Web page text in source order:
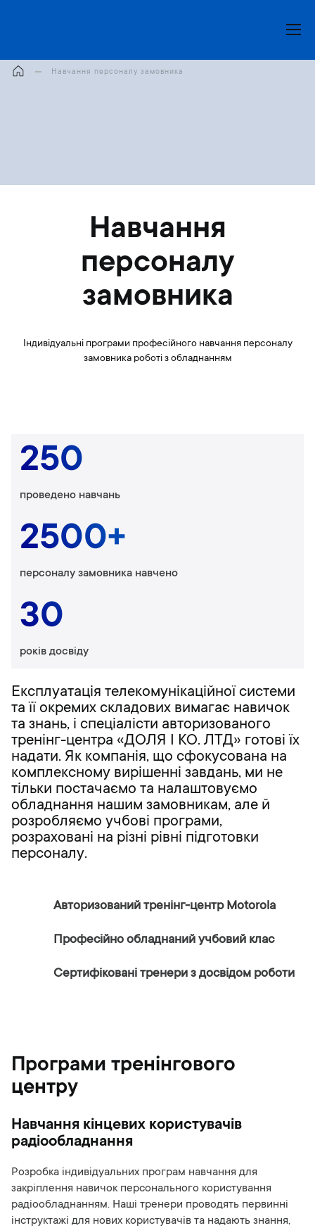
Навчання персоналу замовника
Навчання
персоналу
замовника
Індивідуальні програми професійного навчання персоналу
замовника роботі з обладнанням
250
проведено навчань
2500+
персоналу замовника навчено
30
років досвіду
Експлуатація телекомунікаційної системи
та її окремих складових вимагає навичок
та знань, і спеціалісти авторизованого
тренінг-центра «ДОЛЯ І КО. ЛТД» готові їх
надати. Як компанія, що сфокусована на
комплексному вирішенні завдань, ми не
тільки постачаємо та налаштовуємо
обладнання нашим замовникам, але й
розробляємо учбові програми,
розраховані на різні рівні підготовки
персоналу.
Авторизований тренінг-центр Motorola
Професійно обладнаний учбовий клас
Сертифіковані тренери з досвідом роботи
Програми тренінгового
центру
Навчання кінцевих користувачів
радіообладнання
Розробка індивідуальних програм навчання для
закріплення навичок персонального користування
радіообладнанням. Наші тренери проводять первинні
інструктажі для нових користувачів та надають знання,